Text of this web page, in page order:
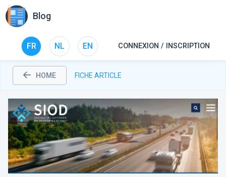
Blog
FR NL EN CONNEXION / INSCRIPTION
HOME FICHE ARTICLE